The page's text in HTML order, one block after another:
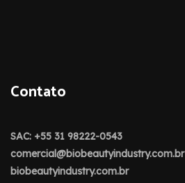
Contato
SAC: +55 31 98222-0543
comercial@biobeautyindustry.com.br
biobeautyindustry.com.br